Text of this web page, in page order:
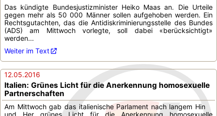
Das kündigte Bundesjustizminister Heiko Maas an. Die Urteile
gegen mehr als 50 000 Männer sollen aufgehoben werden. Ein
Rechtsgutachten, das die Antidiskriminierungsstelle des Bundes
(ADS) am Mittwoch vorlegte, soll dabei «berücksichtigt»
werden...
Weiter im Text
12.05.2016
Italien: Grünes Licht für die Anerkennung homosexuelle
Partnerschaften
Am Mittwoch gab das italienische Parlament nach langem Hin
und Her grünes Licht für die Anerkennung homosexuelle